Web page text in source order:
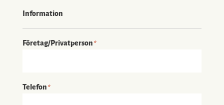
Information
Företag/Privatperson *
Telefon *